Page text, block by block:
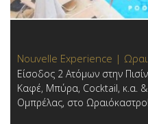
Nouvelle Experience |
Είσοδος 2 Ατόμων στην
Καφέ, Μπύρα, Cocktail, κ.α.
Ομπρέλας, στο Ωραιόκαστρο!